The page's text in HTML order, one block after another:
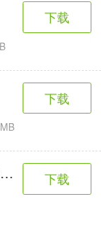
下载
下载
印工具下载